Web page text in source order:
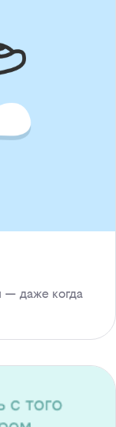
— даже когда